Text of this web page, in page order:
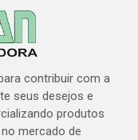
contribuir com a
seus desejos e
produtos
mercado de